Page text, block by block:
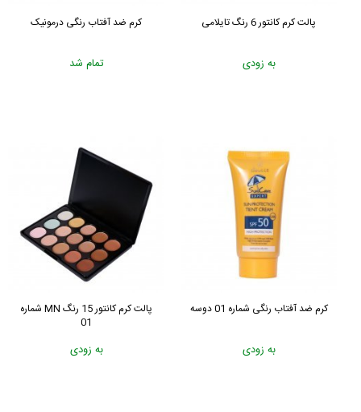
پالت کرم کانتور 6 رنگ تایلامی
به زودی
کرم ضد آفتاب رنگی درمونیک
تمام شد
کرم ضد آفتاب رنگی شماره 01 دوسه
به زودی
پالت کرم کانتور 15 رنگ MN شماره
01
به زودی